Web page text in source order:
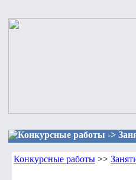
Конкурсные работы ->
Конкурсные работы >>